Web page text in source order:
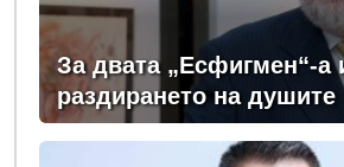
За двата „Есфигмен“-а
раздирането на душите